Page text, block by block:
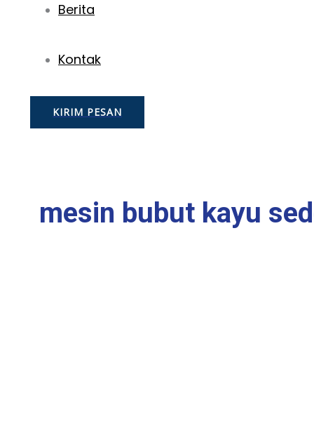
Berita
Kontak
KIRIM PESAN
mesin bubut kayu